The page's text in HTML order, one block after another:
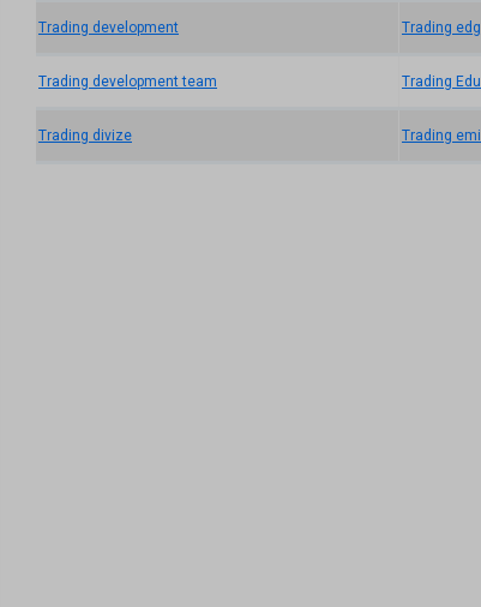
Trading development
Trading development team
Trading divize
Trading
Trading
Trading